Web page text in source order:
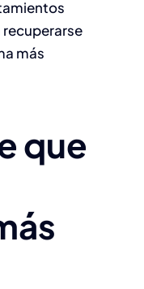
recuperarse
más
que